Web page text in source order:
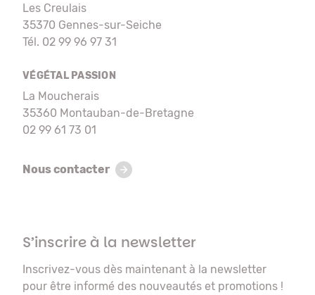
Les Creulais
35370 Gennes-sur-Seiche
Tél. 02 99 96 97 31
VÉGÉTAL PASSION
La Moucherais
35360 Montauban-de-Bretagne
02 99 61 73 01
Nous contacter
S’inscrire à la newsletter
Inscrivez-vous dès maintenant à la newsletter
pour être informé des nouveautés et promotions !